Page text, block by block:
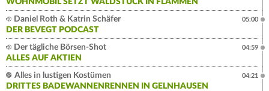
Daniel Roth & Katrin Schäfer
DER BEVEGT PODCAST
05:00
Der tägliche Börsen-Shot
ALLES AUF AKTIEN
04:59
Alles in lustigen Kostümen
DRITTES BADEWANNENRENNEN IN GELNHAUSEN
04:21